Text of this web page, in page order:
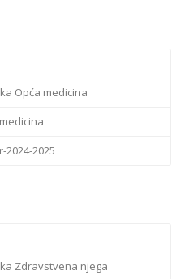
Opća medicina
2025
Zdravstvena njega